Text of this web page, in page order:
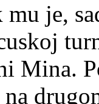
je,
Mina.